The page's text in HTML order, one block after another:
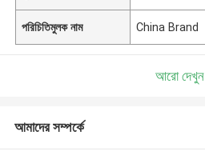
পরিচিতিমুলক নাম China Brand
আরো দেখুন
আমাদের সম্পর্কে